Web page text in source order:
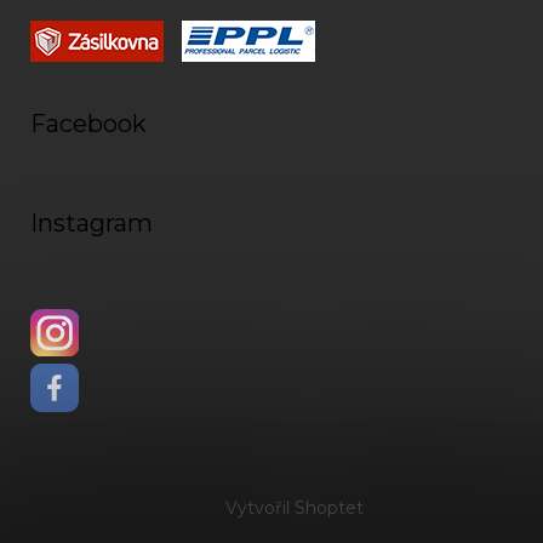
Facebook
Instagram
Vytvořil Shoptet